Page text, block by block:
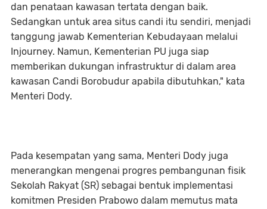
dan penataan kawasan tertata dengan baik.
Sedangkan untuk area situs candi itu sendiri, menjadi
tanggung jawab Kementerian Kebudayaan melalui
Injourney. Namun, Kementerian PU juga siap
memberikan dukungan infrastruktur di dalam area
kawasan Candi Borobudur apabila dibutuhkan," kata
Menteri Dody.
Pada kesempatan yang sama, Menteri Dody juga
menerangkan mengenai progres pembangunan fisik
Sekolah Rakyat (SR) sebagai bentuk implementasi
komitmen Presiden Prabowo dalam memutus mata